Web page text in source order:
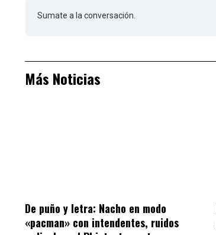
Sumate a la conversación.
Más Noticias
De puño y letra: Nacho en modo
«pacman» con intendentes, ruidos